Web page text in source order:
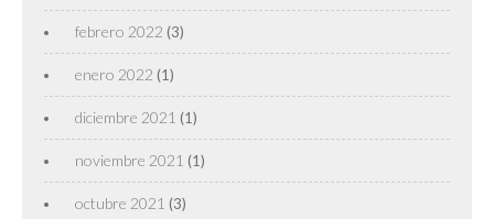
febrero 2022 (3)
enero 2022 (1)
diciembre 2021 (1)
noviembre 2021 (1)
octubre 2021 (3)